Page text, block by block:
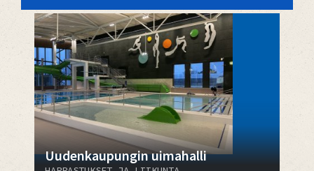
Uudenkaupungin uimahalli